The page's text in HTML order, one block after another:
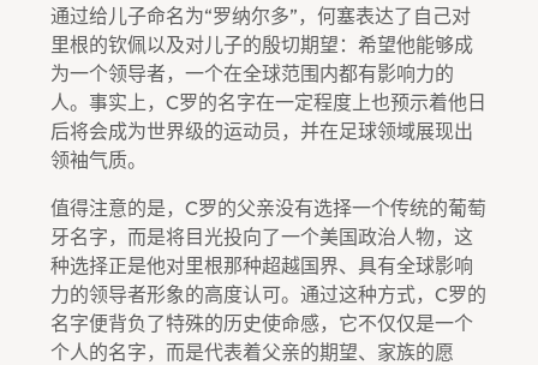
通过给儿子命名为“罗纳尔多”，何塞表达了自己对
里根的钦佩以及对儿子的殷切期望：希望他能够成
为一个领导者，一个在全球范围内都有影响力的
人。事实上，C罗的名字在一定程度上也预示着他日
后将会成为世界级的运动员，并在足球领域展现出
领袖气质。
值得注意的是，C罗的父亲没有选择一个传统的葡萄
牙名字，而是将目光投向了一个美国政治人物，这
种选择正是他对里根那种超越国界、具有全球影响
力的领导者形象的高度认可。通过这种方式，C罗的
名字便背负了特殊的历史使命感，它不仅仅是一个
个人的名字，而是代表着父亲的期望、家族的愿